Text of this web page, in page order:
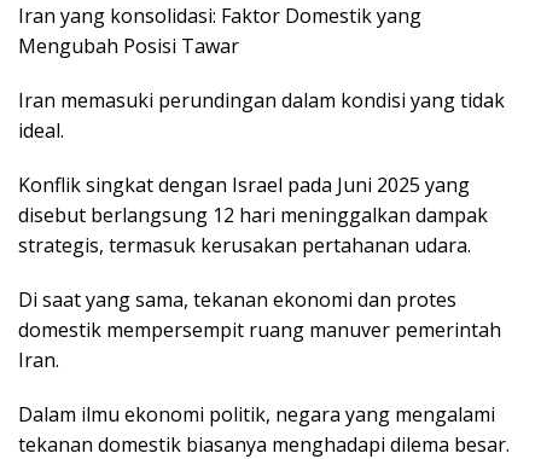
Iran yang konsolidasi: Faktor Domestik yang
Mengubah Posisi Tawar
Iran memasuki perundingan dalam kondisi yang tidak
ideal.
Konflik singkat dengan Israel pada Juni 2025 yang
disebut berlangsung 12 hari meninggalkan dampak
strategis, termasuk kerusakan pertahanan udara.
Di saat yang sama, tekanan ekonomi dan protes
domestik mempersempit ruang manuver pemerintah
Iran.
Dalam ilmu ekonomi politik, negara yang mengalami
tekanan domestik biasanya menghadapi dilema besar.